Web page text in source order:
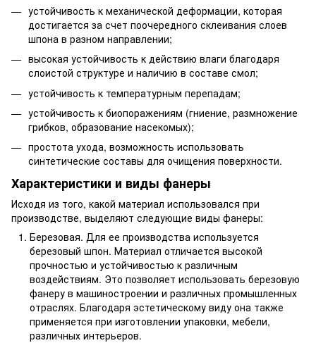
устойчивость к механической деформации, которая
достигается за счет поочередного склеивания слоев
шпона в разном направлении;
высокая устойчивость к действию влаги благодаря
слоистой структуре и наличию в составе смол;
устойчивость к температурным перепадам;
устойчивость к биопоражениям (гниение, размножение
грибков, образование насекомых);
простота ухода, возможность использовать
синтетические составы для очищения поверхности.
Характеристики и виды фанеры
Исходя из того, какой материал использовался при
производстве, выделяют следующие виды фанеры:
Березовая. Для ее производства используется
березовый шпон. Материал отличается высокой
прочностью и устойчивостью к различным
воздействиям. Это позволяет использовать березовую
фанеру в машиностроении и различных промышленных
отраслях. Благодаря эстетическому виду она также
применяется при изготовлении упаковки, мебели,
различных интерьеров.